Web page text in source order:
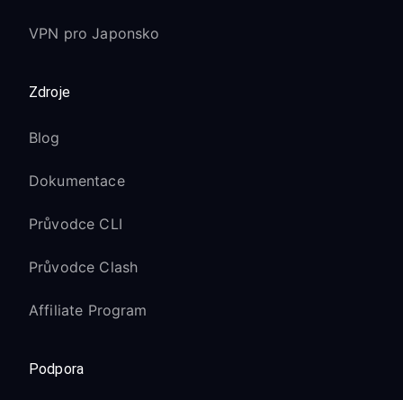
VPN pro Japonsko
Zdroje
Blog
Dokumentace
Průvodce CLI
Průvodce Clash
Affiliate Program
Podpora